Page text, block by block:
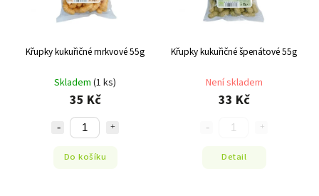
Křupky kukuřičné mrkvové 55g
Skladem (1 ks)
35 Kč
Do košíku
Křupky kukuřičné špenátové 55g
Není skladem
33 Kč
Detail